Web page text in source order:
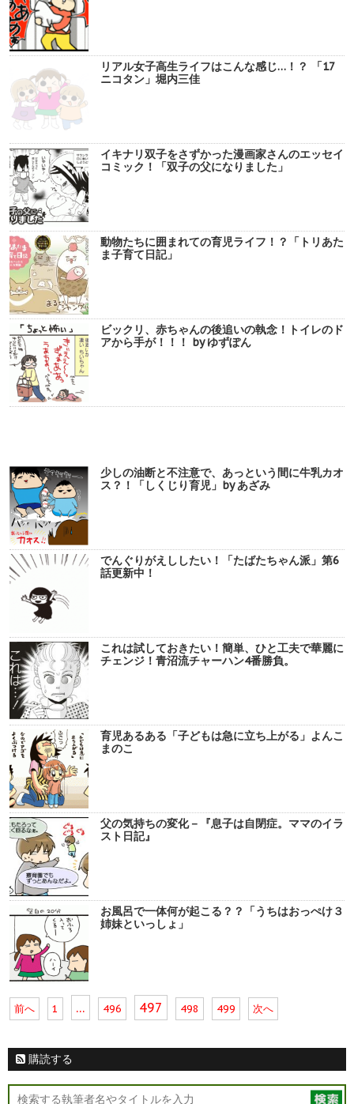
リアル女子高生ライフはこんな感じ…！？ 「17
ニコタン」堀内三佳
イキナリ双子をさずかった漫画家さんのエッセイ
コミック！「双子の父になりました」
動物たちに囲まれての育児ライフ！？「トリあた
ま子育て日記」
ビックリ、赤ちゃんの後追いの執念！トイレのド
アから手が！！！ by ゆずぽん
少しの油断と不注意で、あっという間に牛乳カオ
ス？！「しくじり育児」by あざみ
でんぐりがえししたい！「たばたちゃん派」第6
話更新中！
これは試しておきたい！簡単、ひと工夫で華麗に
チェンジ！青沼流チャーハン4番勝負。
育児あるある「子どもは急に立ち上がる」よんこ
まのこ
父の気持ちの変化－『息子は自閉症。ママのイラ
スト日記』
お風呂で一体何が起こる？？「うちはおっぺけ３
姉妹といっしょ」
前へ 1 … 496 497 498 499 次へ
購読する